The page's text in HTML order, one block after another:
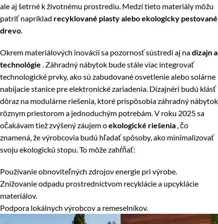
ale aj šetrné k životnému prostrediu. Medzi tieto materiály môžu
patriť napríklad recyklované plasty alebo ekologicky pestované
drevo
Okrem materiálových inovácií sa pozornosť sústredí aj nadizajn a
technológie . Záhradný nábytok bude stále viac integrovať
technologické prvky, ako sú zabudované osvetlenie alebo solárne
nabíjacie stanice pre elektronické zariadenia. Dizajnéri budú klásť
dôraz na modulárne riešenia, ktoré prispôsobia záhradný nábytok
rôznym priestorom a jednoduchým potrebám. V roku 2025 sa
očakávam tiež zvýšený záujem oekologické riešenia , čo
znamená, že výrobcovia budú hľadať spôsoby, ako minimalizovať
svoju ekologickú stopu. To môže zahŕňať:
Používanie obnoviteľných zdrojov energie pri výrobe.
Znižovanie odpadu prostredníctvom recyklácie a upcyklácie
materiálov.
Podpora lokálnych výrobcov a remeselníkov.